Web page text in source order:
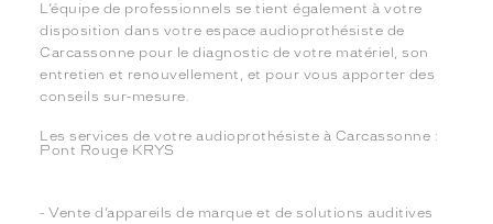
L’équipe de professionnels se tient également à votre
disposition dans votre espace audioprothésiste de
Carcassonne pour le diagnostic de votre matériel, son
entretien et renouvellement, et pour vous apporter des
conseils sur-mesure.
Les services de votre audioprothésiste à Carcassonne :
Pont Rouge KRYS
- Vente d’appareils de marque et de solutions auditives